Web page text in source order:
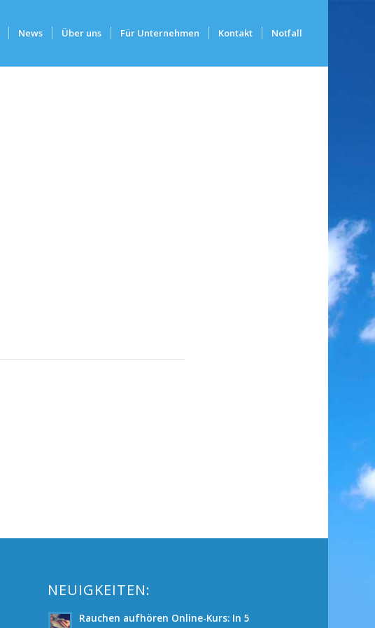
News Über uns Für Unternehmen Kontakt Notfall
NEUIGKEITEN:
Rauchen aufhören Online-Kurs: In 5